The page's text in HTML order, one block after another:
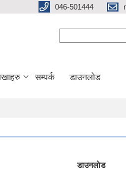
046-501444
सम्पर्क डाउनलोड
डाउनलाेड